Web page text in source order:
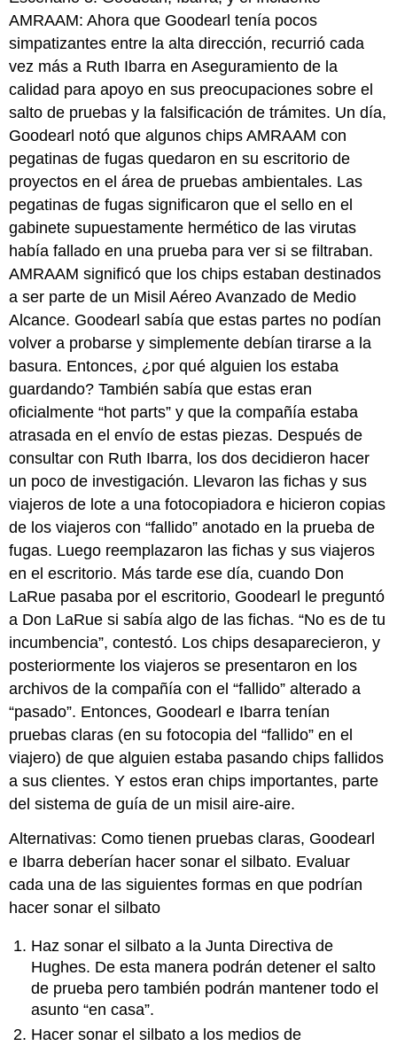
AMRAAM: Ahora que Goodearl tenía pocos
simpatizantes entre la alta dirección, recurrió cada
vez más a Ruth Ibarra en Aseguramiento de la
calidad para apoyo en sus preocupaciones sobre el
salto de pruebas y la falsificación de trámites. Un día,
Goodearl notó que algunos chips AMRAAM con
pegatinas de fugas quedaron en su escritorio de
proyectos en el área de pruebas ambientales. Las
pegatinas de fugas significaron que el sello en el
gabinete supuestamente hermético de las virutas
había fallado en una prueba para ver si se filtraban.
AMRAAM significó que los chips estaban destinados
a ser parte de un Misil Aéreo Avanzado de Medio
Alcance. Goodearl sabía que estas partes no podían
volver a probarse y simplemente debían tirarse a la
basura. Entonces, ¿por qué alguien los estaba
guardando? También sabía que estas eran
oficialmente “hot parts” y que la compañía estaba
atrasada en el envío de estas piezas. Después de
consultar con Ruth Ibarra, los dos decidieron hacer
un poco de investigación. Llevaron las fichas y sus
viajeros de lote a una fotocopiadora e hicieron copias
de los viajeros con “fallido” anotado en la prueba de
fugas. Luego reemplazaron las fichas y sus viajeros
en el escritorio. Más tarde ese día, cuando Don
LaRue pasaba por el escritorio, Goodearl le preguntó
a Don LaRue si sabía algo de las fichas. “No es de tu
incumbencia”, contestó. Los chips desaparecieron, y
posteriormente los viajeros se presentaron en los
archivos de la compañía con el “fallido” alterado a
“pasado”. Entonces, Goodearl e Ibarra tenían
pruebas claras (en su fotocopia del “fallido” en el
viajero) de que alguien estaba pasando chips fallidos
a sus clientes. Y estos eran chips importantes, parte
del sistema de guía de un misil aire-aire.
Alternativas: Como tienen pruebas claras, Goodearl
e Ibarra deberían hacer sonar el silbato. Evaluar
cada una de las siguientes formas en que podrían
hacer sonar el silbato
Haz sonar el silbato a la Junta Directiva de
Hughes. De esta manera podrán detener el salto
de prueba pero también podrán mantener todo el
asunto “en casa”.
Hacer sonar el silbato a los medios de